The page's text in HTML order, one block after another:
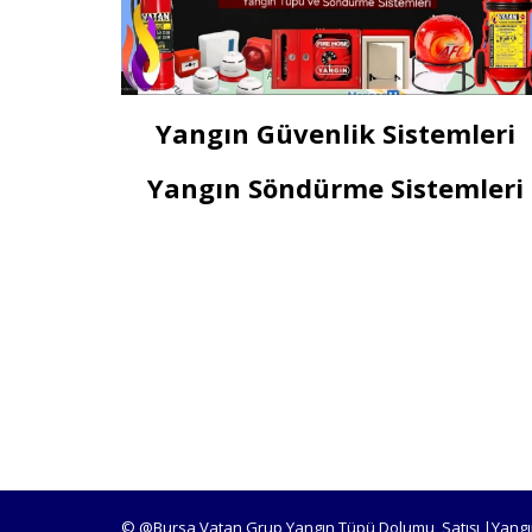
Yangın Güvenlik Sistemleri
Yangın Söndürme Sistemleri
© @Bursa Vatan Grup Yangın Tüpü Dolumu, Satışı